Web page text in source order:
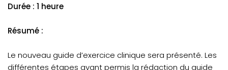
Durée : 1 heure
Résumé :
Le nouveau guide d’exercice clinique sera présenté. Les
différentes étapes ayant permis la rédaction du guide